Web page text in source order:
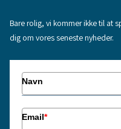
Bare rolig, vi kommer ikke til at
dig om vores seneste nyheder.
Navn
Email*